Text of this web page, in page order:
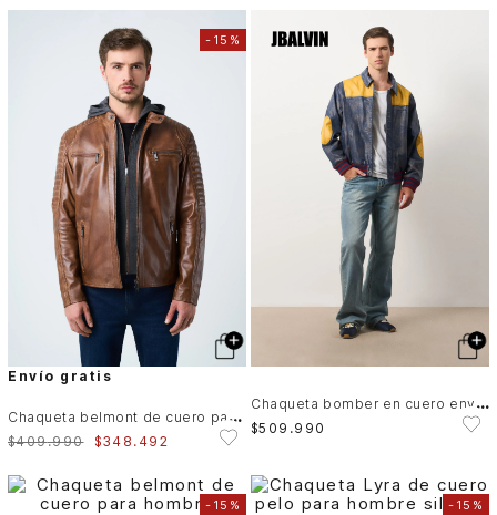
- 15%
Envío gratis
C
haqueta belmont de cuero para hombre capucha y pechera
$409.990 $348 . 492
C
haqueta bomber en cuero envejecido para hombre
$509 .990
- 15% - 15%